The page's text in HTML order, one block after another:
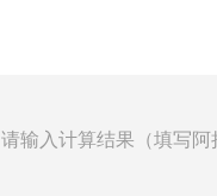
请输入计算结果（填写